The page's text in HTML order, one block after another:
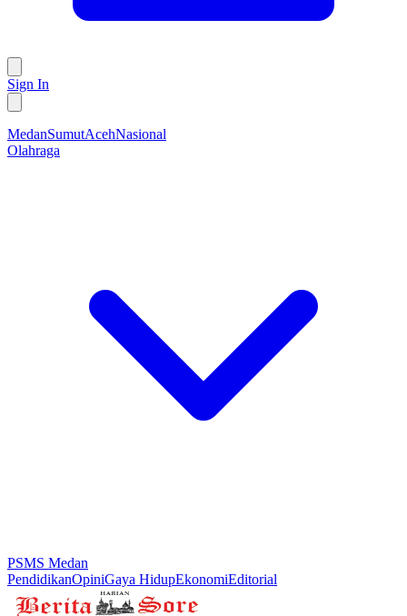
Sign In
MedanSumutAcehNasional
Olahraga
PSMS Medan
PendidikanOpiniGaya HidupEkonomiEditorial